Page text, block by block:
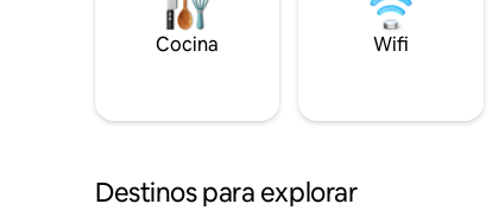
Cocina Wifi
Destinos para explorar